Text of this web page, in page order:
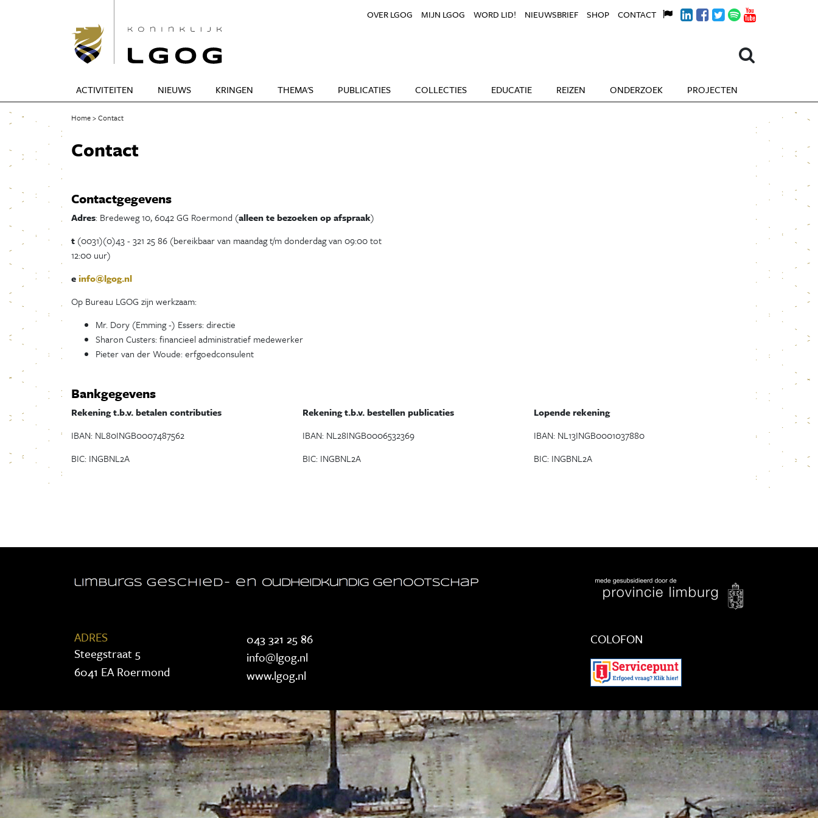
ACTIVITEITEN NIEUWS KRINGEN THEMA'S PUBLICATIES COLLECTIES EDUCATIE REIZEN ONDERZOEK PROJECTEN
OVER LGOG MIJN LGOG WORD LID! NIEUWSBRIEF SHOP CONTACT
Home Contact
Contact
Contactgegevens
Adres: Bredeweg 10, 6042 GG Roermond (alleen te bezoeken op afspraak)
t (0031)(0)43 - 321 25 86 (bereikbaar van maandag t/m donderdag van 09:00 tot
12:00 uur)
einfo@lgog.nl
Op Bureau LGOG zijn werkzaam:
Mr. Dory (Emming -) Essers: directie
Sharon Custers: financieel administratief medewerker
Pieter van der Woude: erfgoedconsulent
Bankgegevens
Rekening t.b.v. betalen contributies
IBAN: NL80INGB0007487562
BIC: INGBNL2A
Rekening t.b.v. bestellen publicaties
IBAN: NL28INGB0006532369
BIC: INGBNL2A
Lopende rekening
IBAN: NL13INGB0001037880
BIC: INGBNL2A
ADRES
Steegstraat 5
6041 EA Roermond
043 321 25 86
info@lgog.nl
www.lgog.nl
COLOFON